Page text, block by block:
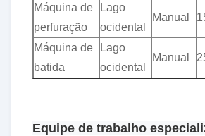
Máquina de
perfuração
Lago
ocidental
Manual
Máquina de
batida
Lago
ocidental
Manual
Equipe de trabalho